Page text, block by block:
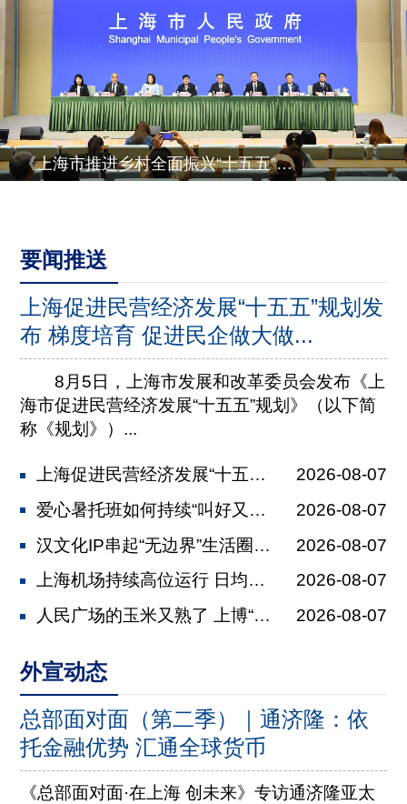
《上海市推进乡村全面振兴“十五五”规划》有关情况
要闻推送
上海促进民营经济发展“十五五”规划发
布 梯度培育 促进民企做大做...
8月5日，上海市发展和改革委员会发布《上
海市促进民营经济发展“十五五”规划》（以下简
称《规划》）...
上海促进民营经济发展“十五五”规划发...
2026-08-07
爱心暑托班如何持续“叫好又叫座” 全...
2026-08-07
汉文化IP串起“无边界”生活圈 马王...
2026-08-07
上海机场持续高位运行 日均保障航班2...
2026-08-07
人民广场的玉米又熟了 上博“美洲展”...
2026-08-07
外宣动态
总部面对面（第二季）｜通济隆：依
托金融优势 汇通全球货币
《总部面对面·在上海 创未来》专访通济隆亚太